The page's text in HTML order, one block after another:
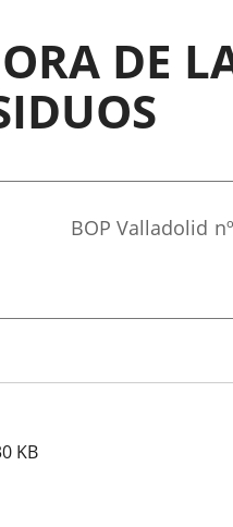
DE
boletin
BOP Valladolid nº
KB